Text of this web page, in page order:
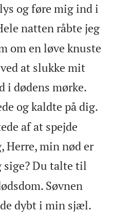
og føre mig ind i
natten råbte jeg
om en løve knuste
at slukke mit
i dødens mørke.
og kaldte på dig.
af at spejde
min nød er
sige? Du talte til
Søvnen
dybt i min sjæl.